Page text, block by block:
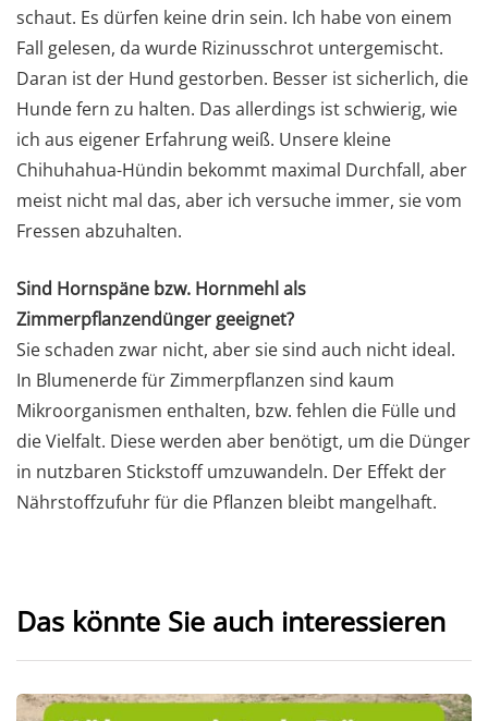
schaut. Es dürfen keine drin sein. Ich habe von einem
Fall gelesen, da wurde Rizinusschrot untergemischt.
Daran ist der Hund gestorben. Besser ist sicherlich, die
Hunde fern zu halten. Das allerdings ist schwierig, wie
ich aus eigener Erfahrung weiß. Unsere kleine
Chihuhahua-Hündin bekommt maximal Durchfall, aber
meist nicht mal das, aber ich versuche immer, sie vom
Fressen abzuhalten.
Sind Hornspäne bzw. Hornmehl als
Zimmerpflanzendünger geeignet?
Sie schaden zwar nicht, aber sie sind auch nicht ideal.
In Blumenerde für Zimmerpflanzen sind kaum
Mikroorganismen enthalten, bzw. fehlen die Fülle und
die Vielfalt. Diese werden aber benötigt, um die Dünger
in nutzbaren Stickstoff umzuwandeln. Der Effekt der
Nährstoffzufuhr für die Pflanzen bleibt mangelhaft.
Das könnte Sie auch interessieren